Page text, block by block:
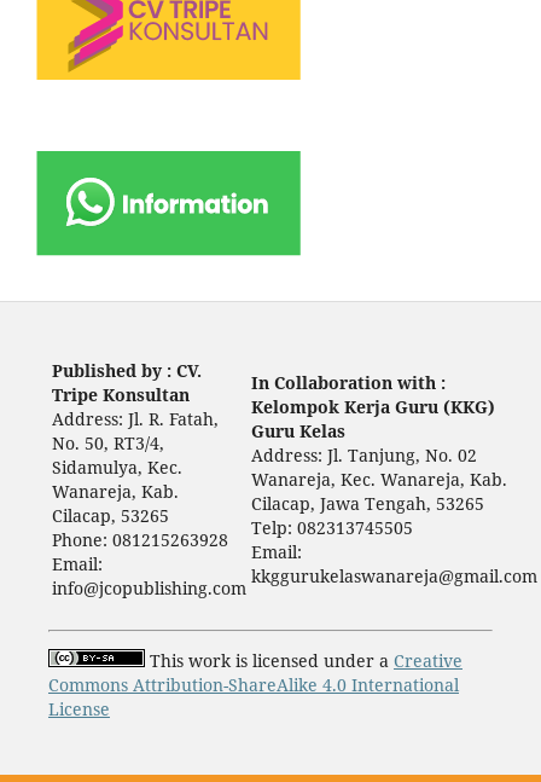
Published by : CV.
Tripe Konsultan
Address: Jl. R. Fatah,
No. 50, RT3/4,
Sidamulya, Kec.
Wanareja, Kab.
Cilacap, 53265
Phone: 081215263928
Email:
info@jcopublishing.com
In Collaboration with :
Kelompok Kerja Guru (KKG)
Guru Kelas
Address: Jl. Tanjung, No. 02
Wanareja, Kec. Wanareja, Kab.
Cilacap, Jawa Tengah, 53265
Telp: 082313745505
Email:
kkggurukelaswanareja@gmail.com
This work is licensed under a Creative
Commons Attribution-ShareAlike 4.0 International
License